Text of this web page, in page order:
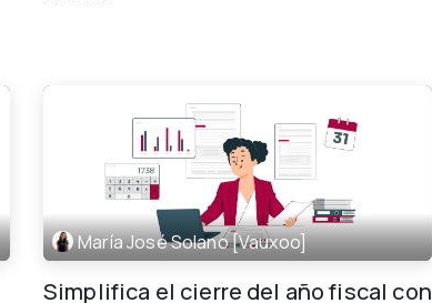
María José Solano [Vauxoo]
Simplifica el cierre del año fiscal con